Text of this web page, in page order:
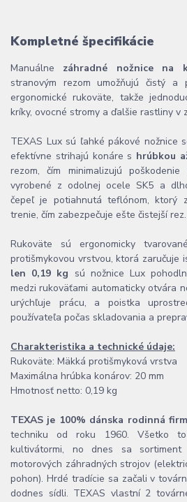
Kompletné špecifikácie
Manuálne záhradné nožnice na
stranovým rezom umožňujú čistý a
ergonomické rukoväte, takže
kríky, ovocné stromy a ďalšie rastliny v
TEXAS Lux sú ľahké pákové nožnice
efektívne strihajú konáre s hrúbkou
rezom, čím minimalizujú
vyrobené z odolnej ocele SK5 a
čepeľ je potiahnutá teflónom, ktorý
trenie, čím zabezpečuje ešte čistejší rez.
Rukoväte sú ergonomicky
protišmykovou vrstvou, ktorá zaručuje
len 0,19 kg sú nožnice Lux
medzi rukoväťami automaticky otvára
urýchľuje prácu, a poistka
používateľa počas skladovania a
Charakteristika a technické údaje:
Rukoväte: Mäkká protišmyková vrstva
Maximálna hrúbka konárov: 20 mm
Hmotnosť netto: 0,19 kg
TEXAS je 100% dánska rodinná
techniku od roku 1960. Všetko
kultivátormi, no dnes sa
motorových záhradných strojov
pohon). Hrdé tradície sa začali v
dodnes sídli. TEXAS vlastní 2